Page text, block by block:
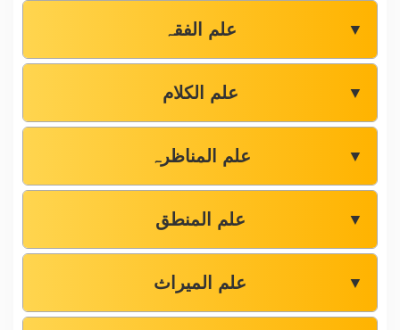
علم الفقہ ▼
علم الکلام ▼
علم المناظرہ ▼
علم المنطق ▼
علم المیراث ▼